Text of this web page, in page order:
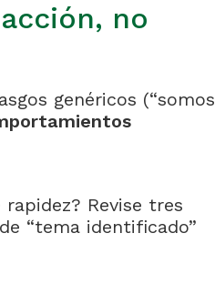
no
genéricos (“somos
Revise tres
“tema identificado”